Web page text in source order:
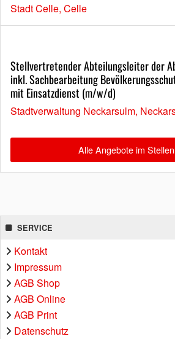
Stadt Celle, Celle
Stellvertretender Abteilungsleiter der
inkl. Sachbearbeitung
mit Einsatzdienst (m/w/d)
Stadtverwaltung Neckarsulm,
Alle Angebote im
SERVICE
Kontakt
Impressum
AGB Shop
AGB Online
AGB Print
Datenschutz